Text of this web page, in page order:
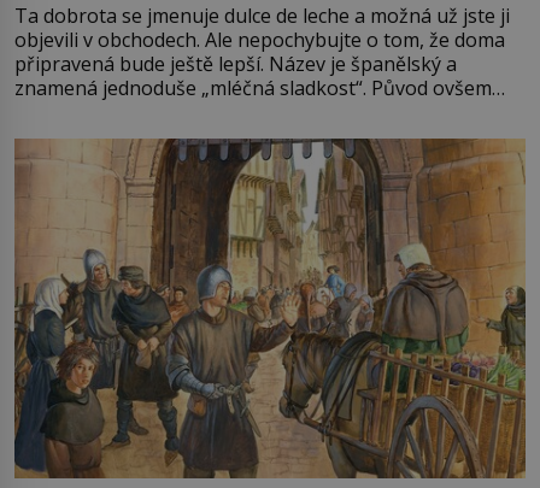
Ta dobrota se jmenuje dulce de leche a možná už jste ji
objevili v obchodech. Ale nepochybujte o tom, že doma
připravená bude ještě lepší. Název je španělský a
znamená jednoduše „mléčná sladkost“. Původ ovšem
pře hned několik latinskoamerických zemí a k tomu
Francie, kde se traduje,